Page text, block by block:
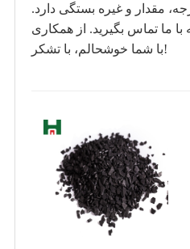
مقدار و غیره بستگی دارد.
با ما تماس بگیرید. از همکاری
با شما خوشحالم، با تشکر!